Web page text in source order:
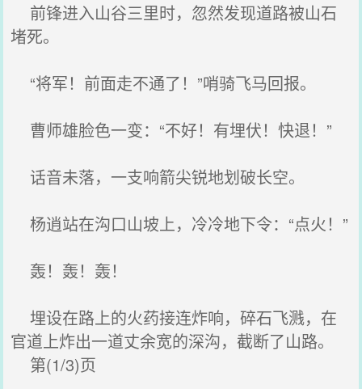
前锋进入山谷三里时，忽然发现道路被山石
堵死。
“将军！前面走不通了！”哨骑飞马回报。
曹师雄脸色一变：“不好！有埋伏！快退！”
话音未落，一支响箭尖锐地划破长空。
杨逍站在沟口山坡上，冷冷地下令：“点火！”
轰！轰！轰！
埋设在路上的火药接连炸响，碎石飞溅，在
官道上炸出一道丈余宽的深沟，截断了山路。
第(1/3)页